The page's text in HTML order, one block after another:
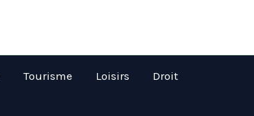
Tourisme Loisirs Droit